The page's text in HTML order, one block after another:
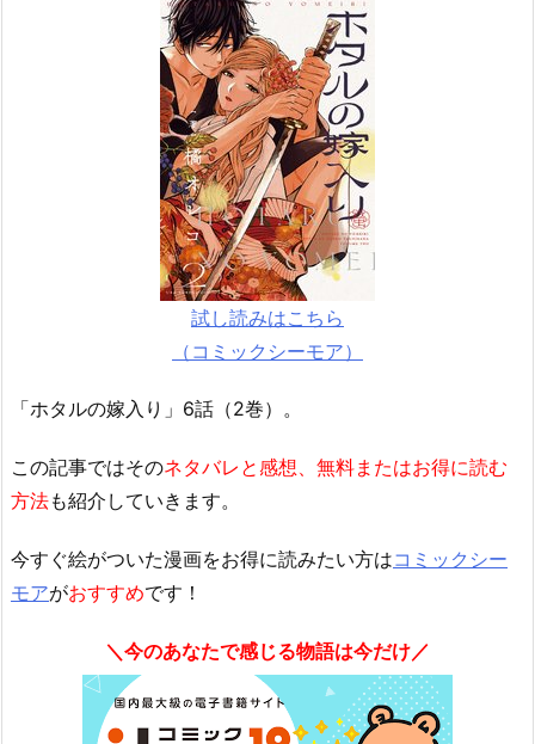
試し読みはこちら
（コミックシーモア）
「ホタルの嫁入り」6話（2巻）。
この記事ではそのネタバレと感想、無料またはお得に読む
方法も紹介していきます。
今すぐ絵がついた漫画をお得に読みたい方はコミックシー
モアがおすすめです！
＼今のあなたで感じる物語は今だけ／